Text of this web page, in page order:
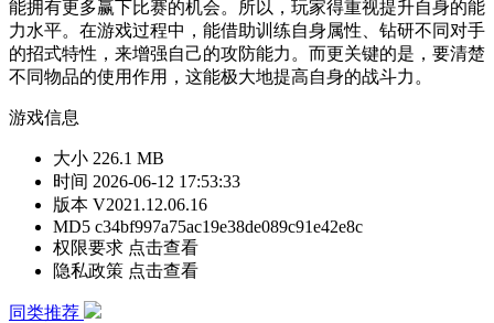
能拥有更多赢下比赛的机会。所以，玩家得重视提升自身的能
力水平。在游戏过程中，能借助训练自身属性、钻研不同对手
的招式特性，来增强自己的攻防能力。而更关键的是，要清楚
不同物品的使用作用，这能极大地提高自身的战斗力。
游戏信息
大小 226.1 MB
时间 2026-06-12 17:53:33
版本 V2021.12.06.16
MD5 c34bf997a75ac19e38de089c91e42e8c
权限要求 点击查看
隐私政策 点击查看
同类推荐